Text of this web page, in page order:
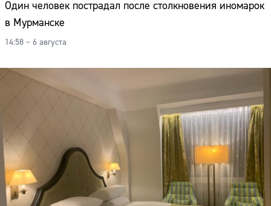
Один человек пострадал после столкновения иномарок
в Мурманске
14:58 – 6 августа